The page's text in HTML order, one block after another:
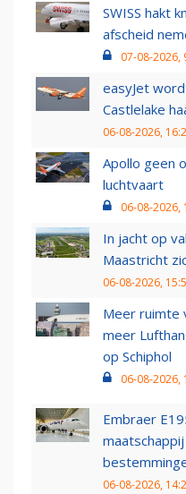
SWISS hakt
afscheid
07-08-2026,
easyJet
Castlelake
06-08-2026,
Apollo geen
luchtvaart
06-08-2026,
In jacht op
Maastricht
06-08-2026,
Meer ruimte
meer
op Schiphol
06-08-2026,
Embraer
06-08-2026,